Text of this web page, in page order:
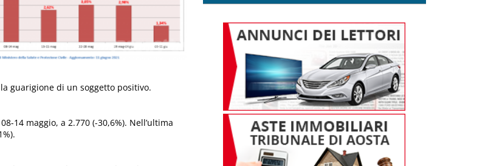
guarigione di un soggetto positivo.
14 maggio, a 2.770 (-30,6%). Nell’ultima